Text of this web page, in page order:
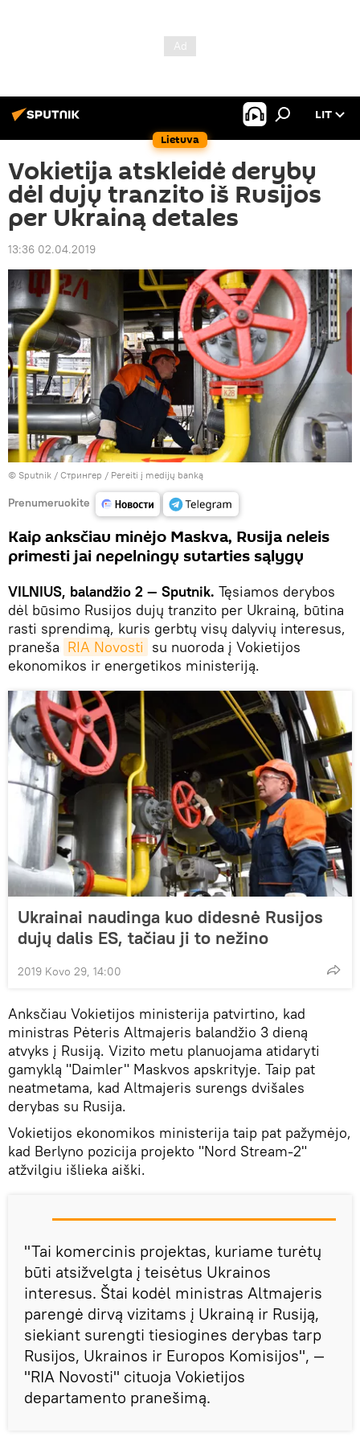
Lietuva
LIT
Vokietija atskleidė derybų
dėl dujų tranzito iš Rusijos
per Ukrainą detales
13:36 02.04.2019
© Sputnik / Стрингер / Pereiti į medijų banką
Prenumeruokite
Kaip anksčiau minėjo Maskva, Rusija neleis
primesti jai nepelningų sutarties sąlygų
VILNIUS, balandžio 2 — Sputnik. Tęsiamos derybos
dėl būsimo Rusijos dujų tranzito per Ukrainą, būtina
rasti sprendimą, kuris gerbtų visų dalyvių interesus,
praneša RIA Novosti su nuoroda į Vokietijos
ekonomikos ir energetikos ministeriją.
Ukrainai naudinga kuo didesnė Rusijos
dujų dalis ES, tačiau ji to nežino
2019 Kovo 29, 14:00
Anksčiau Vokietijos ministerija patvirtino, kad
ministras Pėteris Altmajeris balandžio 3 dieną
atvyks į Rusiją. Vizito metu planuojama atidaryti
gamyklą "Daimler" Maskvos apskrityje. Taip pat
neatmetama, kad Altmajeris surengs dvišales
derybas su Rusija.
Vokietijos ekonomikos ministerija taip pat pažymėjo,
kad Berlyno pozicija projekto "Nord Stream-2"
atžvilgiu išlieka aiški.
"Tai komercinis projektas, kuriame turėtų
būti atsižvelgta į teisėtus Ukrainos
interesus. Štai kodėl ministras Altmajeris
parengė dirvą vizitams į Ukrainą ir Rusiją,
siekiant surengti tiesiogines derybas tarp
Rusijos, Ukrainos ir Europos Komisijos", —
"RIA Novosti" cituoja Vokietijos
departamento pranešimą.